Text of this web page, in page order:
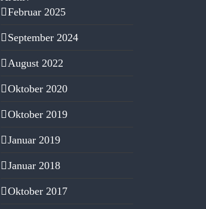
Februar 2025
September 2024
August 2022
Oktober 2020
Oktober 2019
Januar 2019
Januar 2018
Oktober 2017